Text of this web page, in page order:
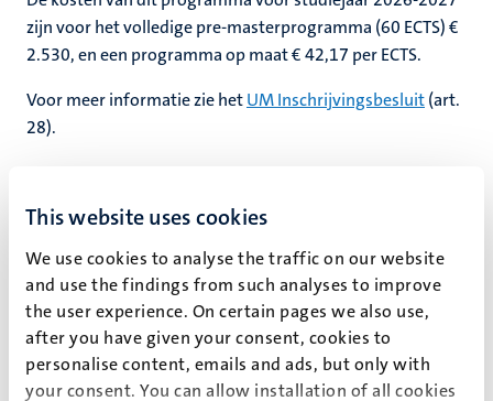
This website uses cookies
We use cookies to analyse the traffic on our website
and use the findings from such analyses to improve
the user experience. On certain pages we also use,
after you have given your consent, cookies to
personalise content, emails and ads, but only with
your consent. You can allow installation of all cookies
zijn voor het volledige pre-masterprogramma (60 ECTS) €
2.530, en een programma op maat € 42,17 per ECTS.
Voor meer informatie zie hetUM Inschrijvingsbesluit(art.
28).
Algemene eisen: vooropleiding
De toelatingseisen voor studiejaar 2026-2027 voor de
pre-master Psychologie zijn afhankelijk van je
vooropleiding. Controleer welke eisen op jou van
toepassing zijn.
Studenten kunnen zich aanmelden als ze niet voldoen aan